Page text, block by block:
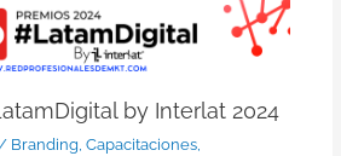
by Interlat 2024
Branding, Capacitaciones,